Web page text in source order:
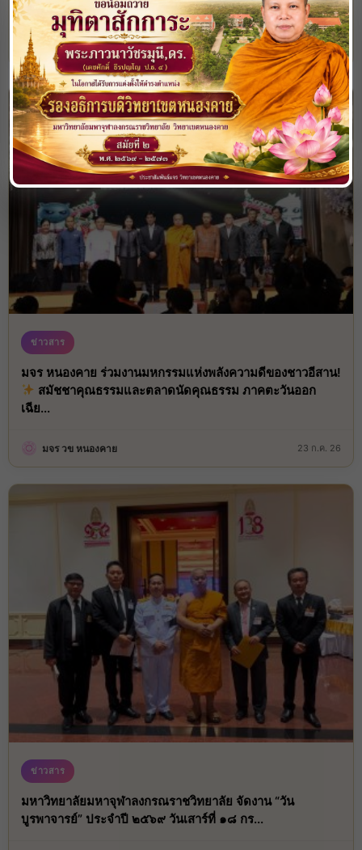
ทางสู่การตื่นรู้ ธรรมนาวา “วัง” ภาคพระสอนศีล...
มจร วข หนองคาย 6 ส.ค. 26
ข่าวสาร
มจร หนองคาย ร่วมงานมหกรรมแห่งพลังความดีของชาวอีสาน!
สมัชชาคุณธรรมและตลาดนัดคุณธรรม ภาคตะวันออก
เฉีย...
มจร วข หนองคาย 23 ก.ค. 26
ข่าวสาร
มหาวิทยาลัยมหาจุฬาลงกรณราชวิทยาลัย จัดงาน “วัน
บูรพาจารย์” ประจำปี ๒๕๖๙ วันเสาร์ที่ ๑๘ กร...